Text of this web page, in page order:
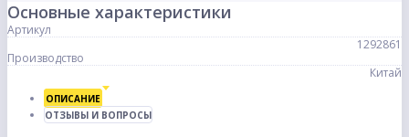
Основные характеристики
Артикул
1292861
Производство
Китай
ОПИСАНИЕ
ОТЗЫВЫ И ВОПРОСЫ